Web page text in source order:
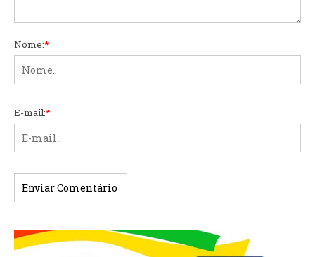
Nome:*
E-mail:*